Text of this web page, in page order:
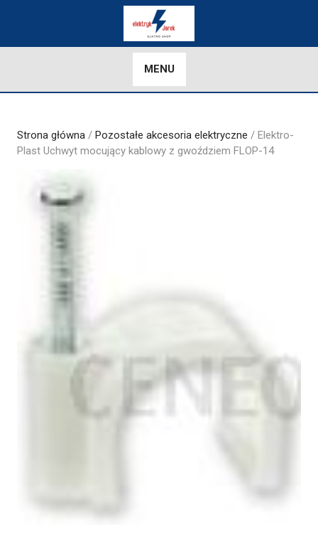
MENU
Strona główna / Pozostałe akcesoria elektryczne / Elektro-
Plast Uchwyt mocujący kablowy z gwoździem FLOP-14